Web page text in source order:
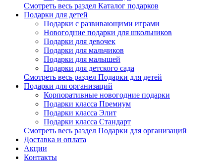
Смотреть весь раздел Каталог подарков
Подарки для детей
Подарки с развивающими играми
Новогодние подарки для школьников
Подарки для девочек
Подарки для мальчиков
Подарки для малышей
Подарки для детского сада
Смотреть весь раздел Подарки для детей
Подарки для организаций
Корпоративные новогодние подарки
Подарки класса Премиум
Подарки класса Элит
Подарки класса Стандарт
Смотреть весь раздел Подарки для организаций
Доставка и оплата
Акции
Контакты